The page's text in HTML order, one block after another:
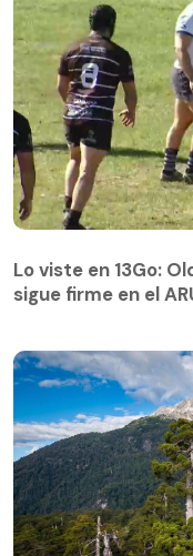
Lo viste en 13Go:
sigue firme en el